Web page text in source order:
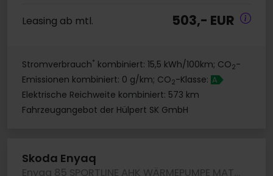
Leasing ab mtl. 503,- EUR
Stromverbrauch* kombiniert: 15,5 kWh/100km; CO2-
Emissionen kombiniert: 0 g/km; CO2-Klasse: A
Elektrische Reichweite kombiniert: 573 km
Fahrzeugangebot der Hülpert SK GmbH
Skoda Enyaq
Enyaq 85 SPORTLINE AHK WÄRMEPUMPE MATRIXLED LM20